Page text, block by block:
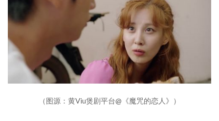
（图源：黄Viu煲剧平台@《魔咒的恋人》）